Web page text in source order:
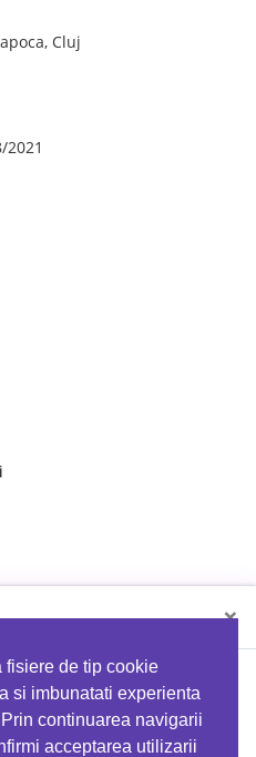
fisiere de tip cookie
si imbunatati experienta
continuarea navigarii
acceptarea utilizarii
Cluj
×